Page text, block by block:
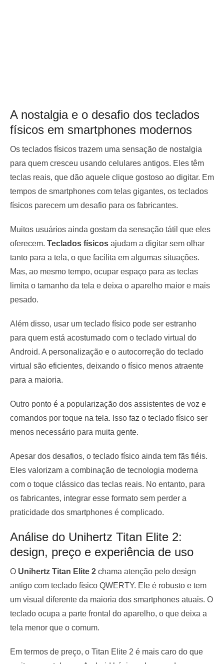
A nostalgia e o desafio dos teclados
físicos em smartphones modernos
Os teclados físicos trazem uma sensação de nostalgia
para quem cresceu usando celulares antigos. Eles têm
teclas reais, que dão aquele clique gostoso ao digitar. Em
tempos de smartphones com telas gigantes, os teclados
físicos parecem um desafio para os fabricantes.
Muitos usuários ainda gostam da sensação tátil que eles
oferecem. Teclados físicos ajudam a digitar sem olhar
tanto para a tela, o que facilita em algumas situações.
Mas, ao mesmo tempo, ocupar espaço para as teclas
limita o tamanho da tela e deixa o aparelho maior e mais
pesado.
Além disso, usar um teclado físico pode ser estranho
para quem está acostumado com o teclado virtual do
Android. A personalização e o autocorreção do teclado
virtual são eficientes, deixando o físico menos atraente
para a maioria.
Outro ponto é a popularização dos assistentes de voz e
comandos por toque na tela. Isso faz o teclado físico ser
menos necessário para muita gente.
Apesar dos desafios, o teclado físico ainda tem fãs fiéis.
Eles valorizam a combinação de tecnologia moderna
com o toque clássico das teclas reais. No entanto, para
os fabricantes, integrar esse formato sem perder a
praticidade dos smartphones é complicado.
Análise do Unihertz Titan Elite 2:
design, preço e experiência de uso
O Unihertz Titan Elite 2 chama atenção pelo design
antigo com teclado físico QWERTY. Ele é robusto e tem
um visual diferente da maioria dos smartphones atuais. O
teclado ocupa a parte frontal do aparelho, o que deixa a
tela menor que o comum.
Em termos de preço, o Titan Elite 2 é mais caro do que